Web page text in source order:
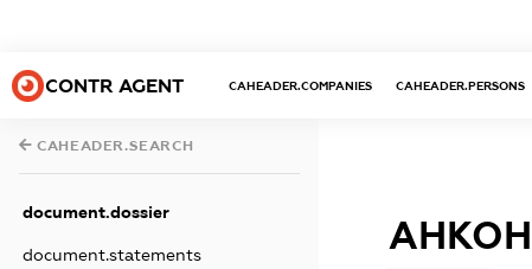
CONTR AGENT CAHEADER.COMPANIES CAHEADER.PERSONS
CAHEADER.SEARCH
document.dossier
document.statements